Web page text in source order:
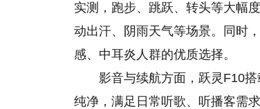
实测，跑步、跳跃、转头等大幅
动出汗、阴雨天气等场景。同时
感、中耳炎人群的优质选择。
影音与续航方面，跃灵F10
纯净，满足日常听歌、听播客需